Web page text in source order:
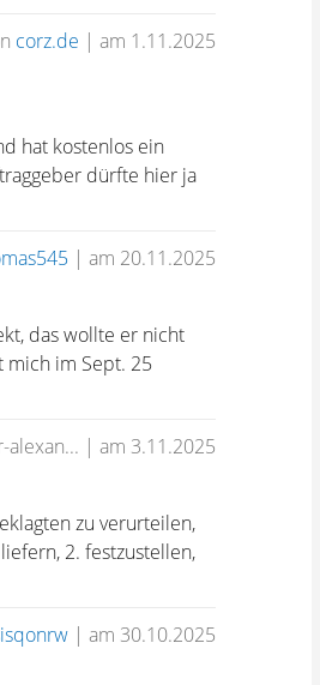
corz.de | am 1.11.2025
hat kostenlos ein
dürfte hier ja
| am 20.11.2025
das wollte er nicht
mich im Sept. 25
alexan... | am 3.11.2025
zu verurteilen,
2. festzustellen,
| am 30.10.2025